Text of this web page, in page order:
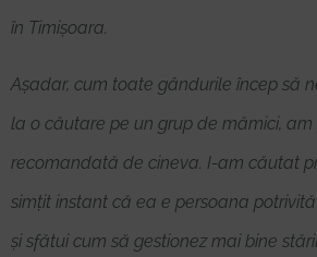
în Timișoara.
Așadar, cum toate gândurile încep să
la o căutare pe un grup de mămici,
recomandată de cineva. I-am căutat
simțit instant că ea e persoana
și sfătui cum să gestionez mai bine